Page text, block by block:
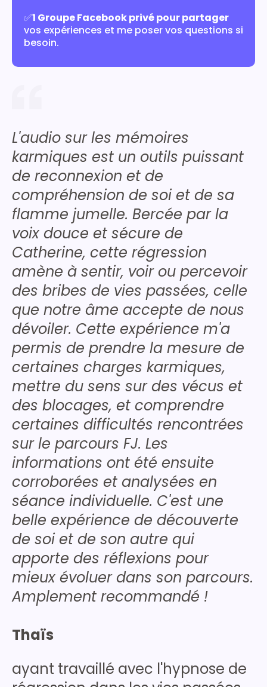
✅1 Groupe Facebook privé pour partager
vos expériences et me poser vos questions si
besoin.
L'audio sur les mémoires
karmiques est un outils puissant
de reconnexion et de
compréhension de soi et de sa
flamme jumelle. Bercée par la
voix douce et sécure de
Catherine, cette régression
amène à sentir, voir ou percevoir
des bribes de vies passées, celle
que notre âme accepte de nous
dévoiler. Cette expérience m'a
permis de prendre la mesure de
certaines charges karmiques,
mettre du sens sur des vécus et
des blocages, et comprendre
certaines difficultés rencontrées
sur le parcours FJ. Les
informations ont été ensuite
corroborées et analysées en
séance individuelle. C'est une
belle expérience de découverte
de soi et de son autre qui
apporte des réflexions pour
mieux évoluer dans son parcours.
Amplement recommandé !
Thaïs
ayant travaillé avec l'hypnose de